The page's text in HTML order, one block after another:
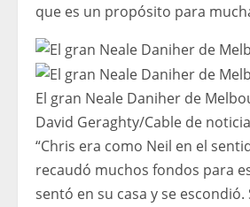
que es un propósito para
El gran Neale Daniher de
David Geraghty/Cable de
“Chris era como Neil en el
recaudó muchos fondos para
sentó en su casa y se escondió.